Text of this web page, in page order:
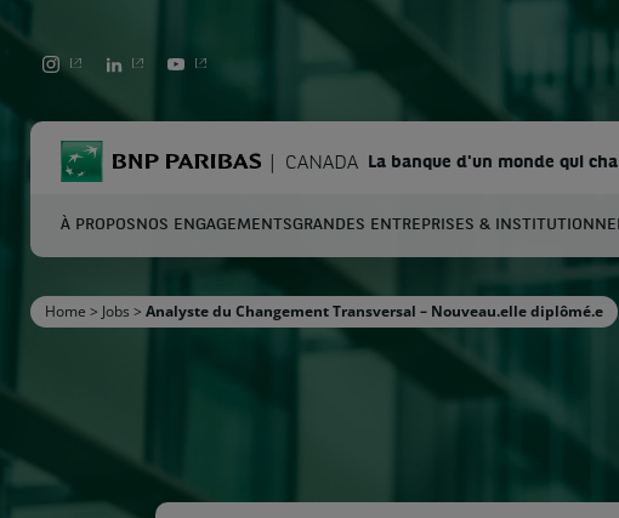
LINKEDIN YOUTUBE
BNP Paribas CANADA La banque d'un monde qui
Entrez les termes à rechercher Chercher
À PROPOS NOS ENGAGEMENTSGRANDES ENTREPRISES &
Home > Jobs > Analyste du Changement Transversal – Nouveau.elle diplômé.e